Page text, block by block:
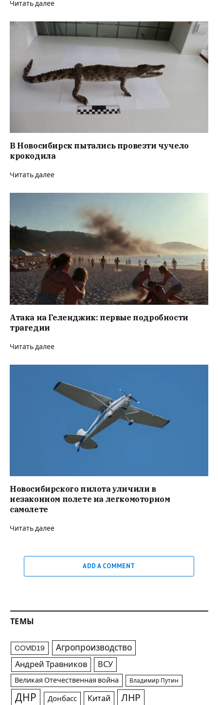
Читать далее
В Новосибирск пытались провезти чучело
крокодила
Читать далее
Атака на Геленджик: первые подробности
трагедии
Читать далее
Новосибирского пилота уличили в
незаконном полете на легкомоторном
самолете
Читать далее
ADD A COMMENT
ТЕМЫ
COVID19 Агропроизводство
Андрей Травников ВСУ
Великая Отечественная война Владимир Путин
ДНР Донбасс Китай ЛНР